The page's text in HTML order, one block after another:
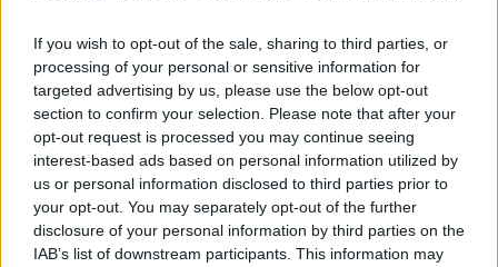
If you wish to opt-out of the sale, sharing to third parties, or
processing of your personal or sensitive information for
targeted advertising by us, please use the below opt-out
section to confirm your selection. Please note that after your
opt-out request is processed you may continue seeing
interest-based ads based on personal information utilized by
us or personal information disclosed to third parties prior to
your opt-out. You may separately opt-out of the further
disclosure of your personal information by third parties on the
IAB’s list of downstream participants. This information may
Η OpenAI σταματά το μοντέλο Astra που έλυσε 10
μαθηματικά αινίγματα δεκαετιών